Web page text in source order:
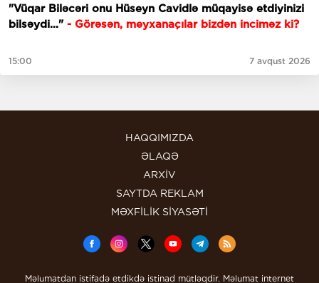
"Vüqar Biləcəri onu Hüseyn Cavidlə müqayisə etdiyinizi
bilsəydi..." - Görəsən, meyxanaçılar bizdən inciməz ki?
15:00 7 avqust 2026
HAQQIMIZDA
ƏLAQƏ
ARXİV
SAYTDA REKLAM
MƏXFİLİK SİYASƏTİ
Məlumatdan istifadə etdikdə istinad mütləqdir. Məlumat internet